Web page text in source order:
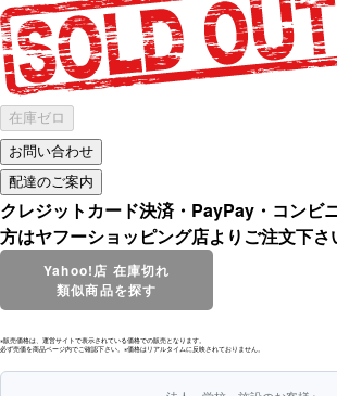
在庫ゼロ
クレジットカード決済・PayPay・コンビ
方はヤフーショッピング店よりご注文下さ
Yahoo!店 在庫切れ
類似商品を探す
※販売価格は、運営サイトで表示されている価格での販売となります。
必ず売価を商品ページ内でご確認下さい。※価格はリアルタイムに反映されておりません。